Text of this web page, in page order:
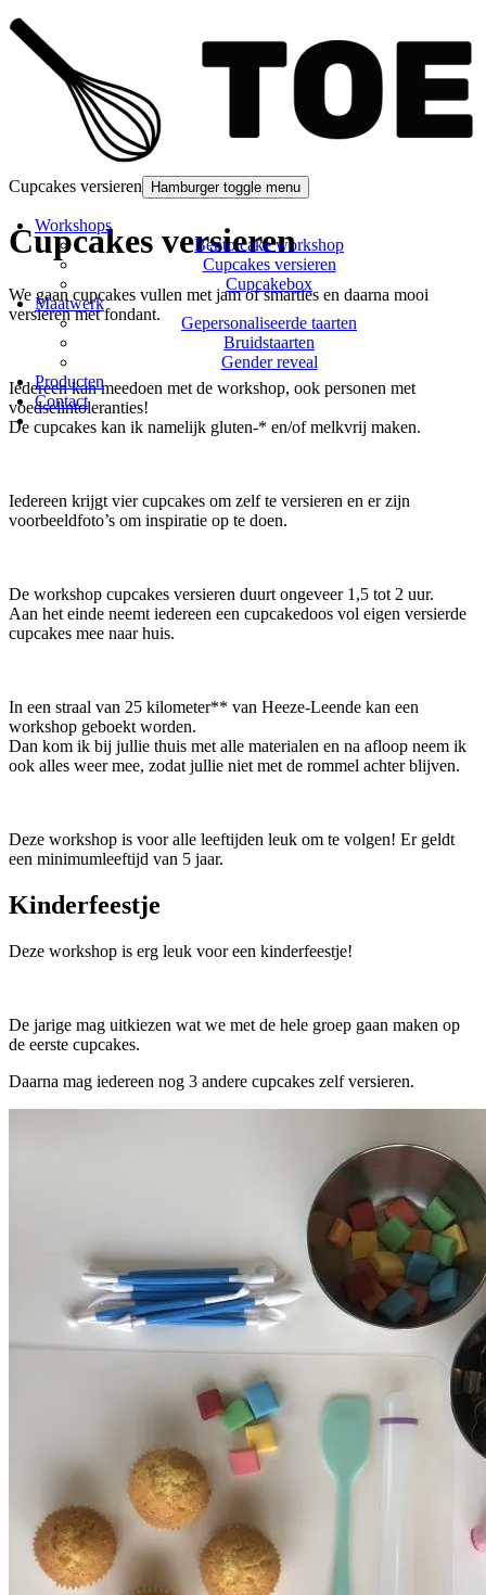
Cupcakes versieren
Workshops
Bento cake workshop
Cupcakes versieren
Cupcakebox
Maatwerk
Gepersonaliseerde taarten
Bruidstaarten
Gender reveal
Producten
Contact
Hamburger toggle menu
Cupcakes versieren
We gaan cupcakes vullen met jam of smarties en daarna mooi
versieren met fondant.
Iedereen kan meedoen met de workshop, ook personen met
voedselintoleranties!
De cupcakes kan ik namelijk gluten-* en/of melkvrij maken.
Iedereen krijgt vier cupcakes om zelf te versieren en er zijn
voorbeeldfoto’s om inspiratie op te doen.
De workshop cupcakes versieren duurt ongeveer 1,5 tot 2 uur.
Aan het einde neemt iedereen een cupcakedoos vol eigen versierde
cupcakes mee naar huis.
In een straal van 25 kilometer** van Heeze-Leende kan een
workshop geboekt worden.
Dan kom ik bij jullie thuis met alle materialen en na afloop neem ik
ook alles weer mee, zodat jullie niet met de rommel achter blijven.
Deze workshop is voor alle leeftijden leuk om te volgen! Er geldt
een minimumleeftijd van 5 jaar.
Kinderfeestje
Deze workshop is erg leuk voor een kinderfeestje!
De jarige mag uitkiezen wat we met de hele groep gaan maken op
de eerste cupcakes.
Daarna mag iedereen nog 3 andere cupcakes zelf versieren.